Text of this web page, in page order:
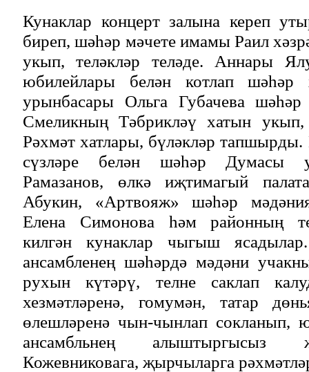
Кунаклар концерт залына кереп
биреп, шәһәр мәчете имамы Раил
укып, теләкләр теләде. Аннары
юбилейлары белән котлап шәһәр
урынбасары Ольга Губачева
Смеликның Тәбрикләү хатын укып,
Рәхмәт хатлары, бүләкләр
сүзләре белән шәһәр Думасы
Рамазанов, өлкә иҗтимагый
Абукин, «Артвояж» шәһәр
Елена Симонова һәм районның
килгән кунаклар чыгыш
ансамбленең шәһәрдә мәдәни
рухын күтәрү, телне саклап
хезмәтләренә, гомумән, татар
өлешләренә чын-чынлап сокланып,
ансамбльнең алыштыргысыз
Кожевниковага, җырчыларга